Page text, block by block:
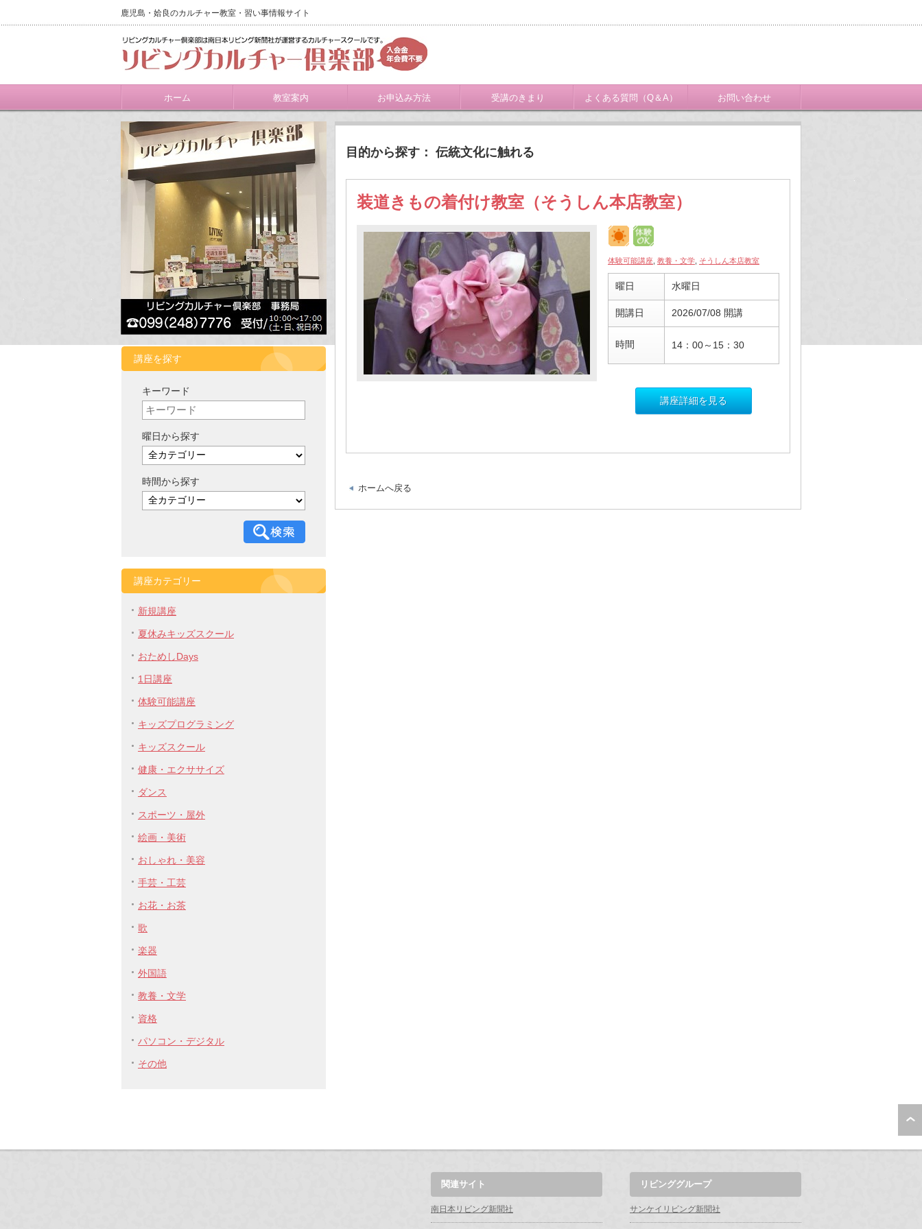
鹿児島・姶良のカルチャー教室・習い事情報サイト
ホーム 教室案内 お申込み方法 受講のきまり よくある質問（Q＆A） お問い合わせ
目的から探す： 伝統文化に触れる
装道きもの着付け教室（そうしん本店教室）
体験可能講座 教養・文学 そうしん本店教室
曜日 水曜日
開講日 2026/07/08 開講
時間 14：00～15：30
講座詳細を見る
ホームへ戻る
講座を探す
キーワード
曜日から探す
時間から探す
講座カテゴリー
新規講座
夏休みキッズスクール
おためしDays
1日講座
体験可能講座
キッズプログラミング
キッズスクール
健康・エクササイズ
ダンス
スポーツ・屋外
絵画・美術
おしゃれ・美容
手芸・工芸
お花・お茶
歌
楽器
外国語
教養・文学
資格
パソコン・デジタル
その他
関連サイト
南日本リビング新聞社
リビンググループ
サンケイリビング新聞社